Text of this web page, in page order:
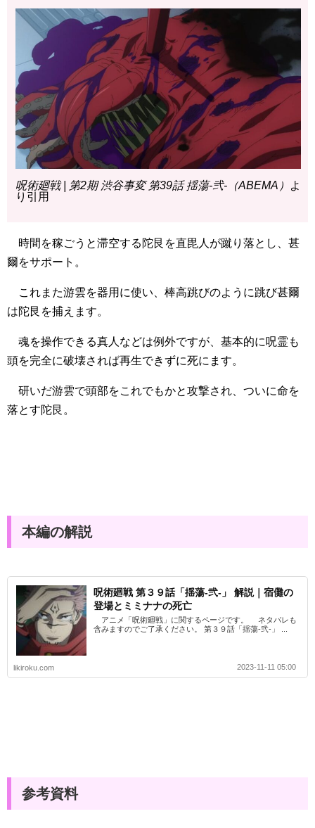
呪術廻戦 | 第2期 渋谷事変 第39話 揺蕩-弐-（ABEMA）
よ
り引用
時間を稼ごうと滞空する陀艮を直毘人が蹴り落とし、甚
爾をサポート。
これまた游雲を器用に使い、棒高跳びのように跳び甚爾
は陀艮を捕えます。
魂を操作できる真人などは例外ですが、基本的に呪霊も
頭を完全に破壊されば再生できずに死にます。
研いだ游雲で頭部をこれでもかと攻撃され、ついに命を
落とす陀艮。
本編の解説
呪術廻戦 第３９話「揺蕩-弐-」 解説｜宿儺の
登場とミミナナの死亡
アニメ「呪術廻戦」に関するページです。 ネタバレも
含みますのでご了承ください。 第３９話「揺蕩-弐-」 ...
likiroku.com 2023-11-11 05:00
参考資料